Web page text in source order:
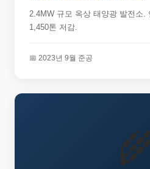
2.4MW 규모 옥상 태양광 발전소.
1,450톤 저감.
📅 2023년 9월 준공